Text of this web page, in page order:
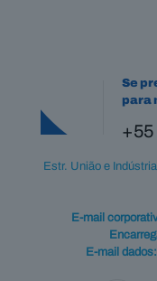
Se
para
+55
Estr. União e
E-mail
E-mail dados: